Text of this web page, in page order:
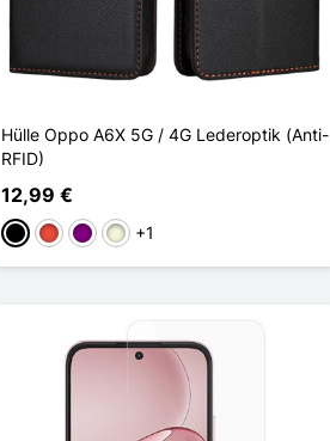
Hülle Oppo A6X 5G / 4G Lederoptik (Anti-
RFID)
12,99 €
Schwarz
Rot ViolettBeige
+1